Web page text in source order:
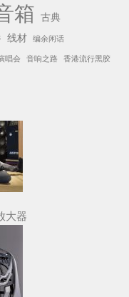
箱 古典
线材 编余闲话
唱会 音响之路 香港流行黑胶
大器